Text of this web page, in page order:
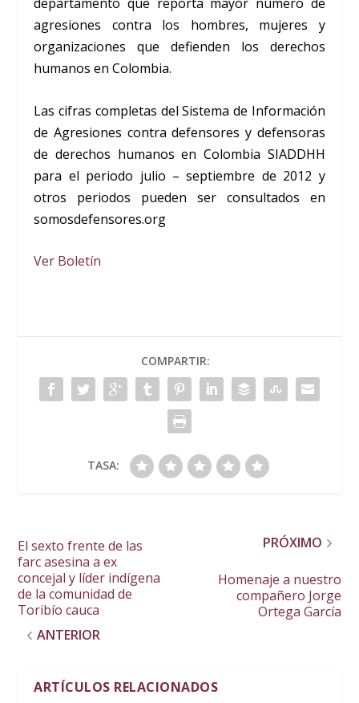
agresiones contra los hombres, mujeres y
organizaciones que defienden los derechos
humanos en Colombia.
Las cifras completas del Sistema de Información
de Agresiones contra defensores y defensoras
de derechos humanos en Colombia SIADDHH
para el periodo julio – septiembre de 2012 y
otros periodos pueden ser consultados en
somosdefensores.org
Ver Boletín
COMPARTIR:
TASA:
El sexto frente de las
farc asesina a ex
concejal y líder indígena
de la comunidad de
Toribío cauca
ANTERIOR
PRÓXIMO
Homenaje a nuestro
compañero Jorge
Ortega García
ARTÍCULOS RELACIONADOS